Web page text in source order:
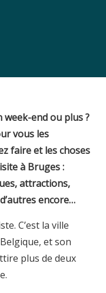
week-end ou plus ?
vous les
faire et les choses
à Bruges :
attractions,
encore…
C’est la ville
et son
plus de deux